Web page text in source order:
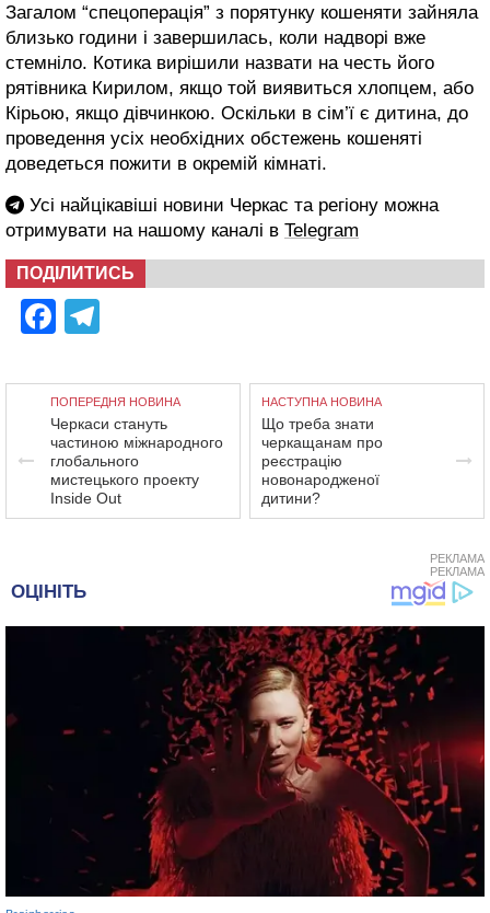
Загалом “спецоперація” з порятунку кошеняти зайняла
близько години і завершилась, коли надворі вже
стемніло. Котика вирішили назвати на честь його
рятівника Кирилом, якщо той виявиться хлопцем, або
Кірьою, якщо дівчинкою. Оскільки в сім’ї є дитина, до
проведення усіх необхідних обстежень кошеняті
доведеться пожити в окремій кімнаті.
Усі найцікавіші новини Черкас та регіону можна
отримувати на нашому каналі в Telegram
ПОДІЛИТИСЬ
Facebook
ПОПЕРЕДНЯ НОВИНА
Черкаси стануть
частиною міжнародного
глобального
мистецького проекту
Inside Out
НАСТУПНА НОВИНА
Що треба знати
черкащанам про
реєстрацію
новонародженої
дитини?
РЕКЛАМА
РЕКЛАМА